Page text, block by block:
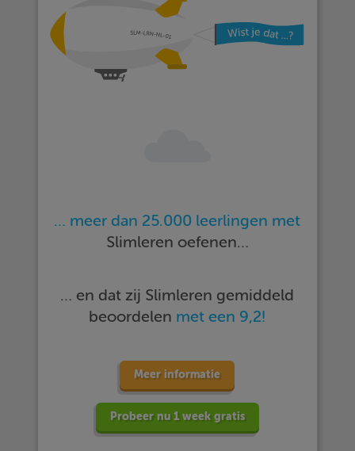
… meer dan 25.000 leerlingen met
Slimleren oefenen…
… en dat zij Slimleren gemiddeld
beoordelen met een 9,2!
Meer informatie
Probeer nu 1 week gratis